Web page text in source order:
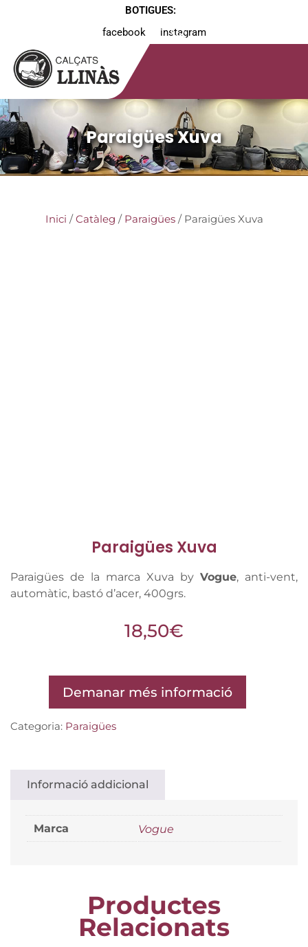
BOTIGUES:
facebook
instagram
Paraigües Xuva
Inici /Catàleg / Paraigües/ Paraigües Xuva
Paraigües Xuva
Paraigües de la marca Xuva by Vogue, anti-vent,
automàtic, bastó d’acer, 400grs.
18,50€
Demanar més informació
Categoria: Paraigües
Informació addicional
Marca Vogue
Productes
Relacionats